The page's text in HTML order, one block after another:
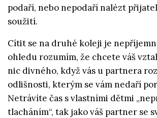
podaří, nebo nepodaří nalézt
soužití.
Cítit se na druhé koleji je
ohledu rozumím, že chcete váš
nic divného, když vás u partnera
odlišnosti, kterým se vám nedaří
Netrávíte čas s vlastními dětmi
tlacháním“, tak jako váš partner se